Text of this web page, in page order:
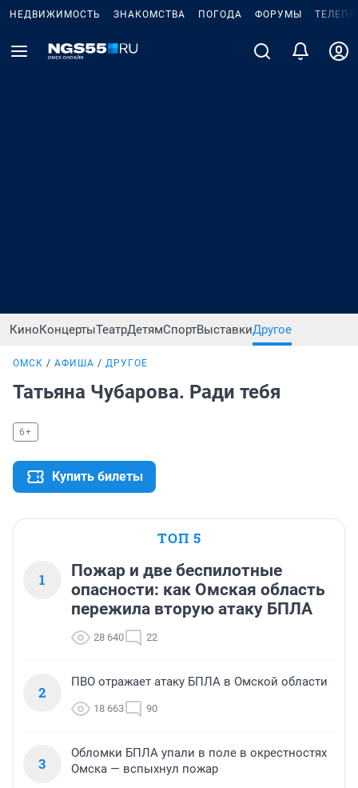
НЕДВИЖИМОСТЬ ЗНАКОМСТВА ПОГОДА ФОРУМЫ
КиноКонцертыТеатрДетямСпортВыставкиДругое
ОМСК АФИША ДРУГОЕ
Татьяна Чубарова. Ради тебя
6+
Купить билеты
ТОП 5
1
Пожар и две беспилотные
опасности: как Омская область
пережила вторую атаку БПЛА
28 640 22
2
ПВО отражает атаку БПЛА в Омской области
18 663 90
3
Обломки БПЛА упали в поле в окрестностях
Омска — вспыхнул пожар